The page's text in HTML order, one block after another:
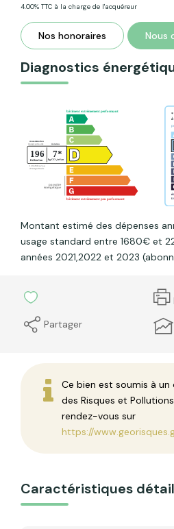
4.00% TTC à la charge de l'acquéreur
Nos honoraires Nous
Diagnostics
Montant estimé des dépenses
usage standard entre 1680€ et
années 2021,2022 et 2023
Partager
Ce bien est soumis à un
des Risques et
rendez-vous sur
https://
Caractéristiques